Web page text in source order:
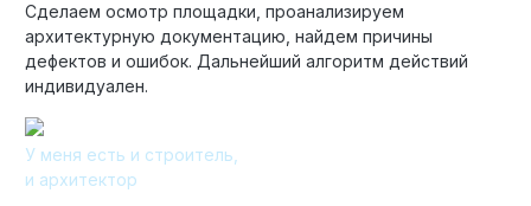
Сделаем осмотр площадки, проанализируем
архитектурную документацию, найдем причины
дефектов и ошибок. Дальнейший алгоритм действий
индивидуален.
У меня есть и строитель,
и архитектор